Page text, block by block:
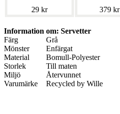
29 kr 379 kr
Information om: Servetter
Färg
Grå
Mönster
Enfärgat
Material
Bomull-Polyester
Storlek
Till maten
Miljö
Återvunnet
Varumärke
Recycled by Wille